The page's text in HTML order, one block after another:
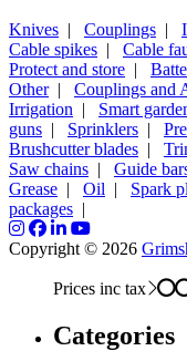
Knives | Couplings |
Cable spikes | Cable
Protect and store |
Other| Couplings and
Irrigation | Smart
guns | Sprinklers |
Brushcutter blades |
Saw chains | Guide
Grease | Oil | Spark
packages |
Copyright © 2026
Prices inc tax
Categories